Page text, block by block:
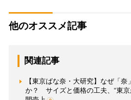
他のオススメ記事
関連記事
【東京ばな奈・大研究】なぜ「
か？ サイズと価格の工夫、“東京